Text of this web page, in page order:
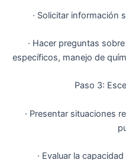
· Solicitar información
· Hacer preguntas
específicos, manejo de
Paso 3:
· Presentar situaciones
· Evaluar la